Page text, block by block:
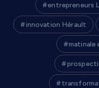
entrepreneurs
innovation Hérault
matinale